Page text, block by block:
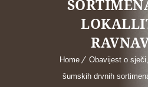
Home
Obavijest o
šumskih drvnih